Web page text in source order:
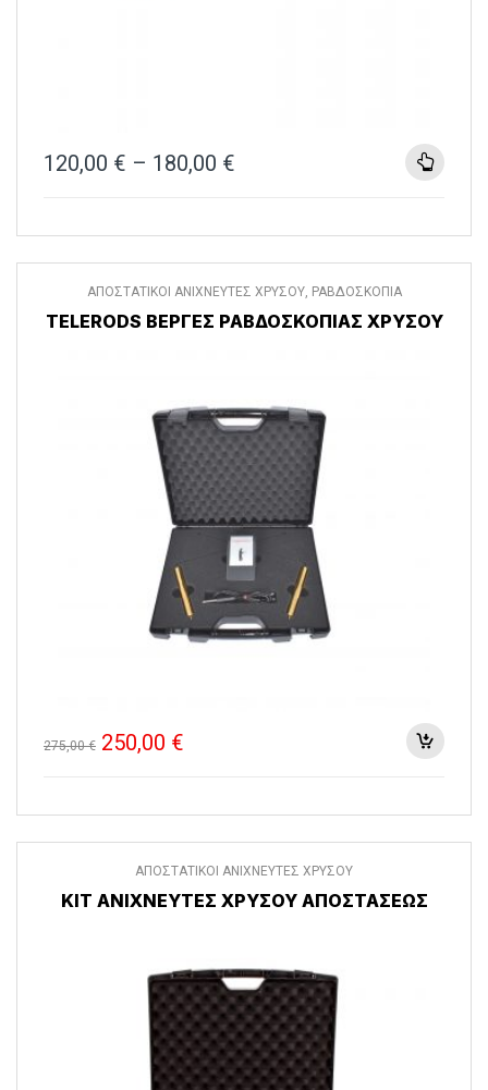
120,00 € – 180,00 €
ΑΠΟΣΤΑΤΙΚΟΙ ΑΝΙΧΝΕΥΤΕΣ ΧΡΥΣΟΥ, ΡΑΒΔΟΣΚΟΠΙΑ
TELERODS ΒΈΡΓΕΣ ΡΑΒΔΟΣΚΟΠΊΑΣ ΧΡΥΣΟΎ
275,00€ Original price was: 275,00 €.
250,00 €Current price is: 250,00 €.
ΑΠΟΣΤΑΤΙΚΟΙ ΑΝΙΧΝΕΥΤΕΣ ΧΡΥΣΟΥ
ΚΙΤ ΑΝΙΧΝΕΥΤΕΣ ΧΡΥΣΟΥ ΑΠΟΣΤΑΣΕΩΣ